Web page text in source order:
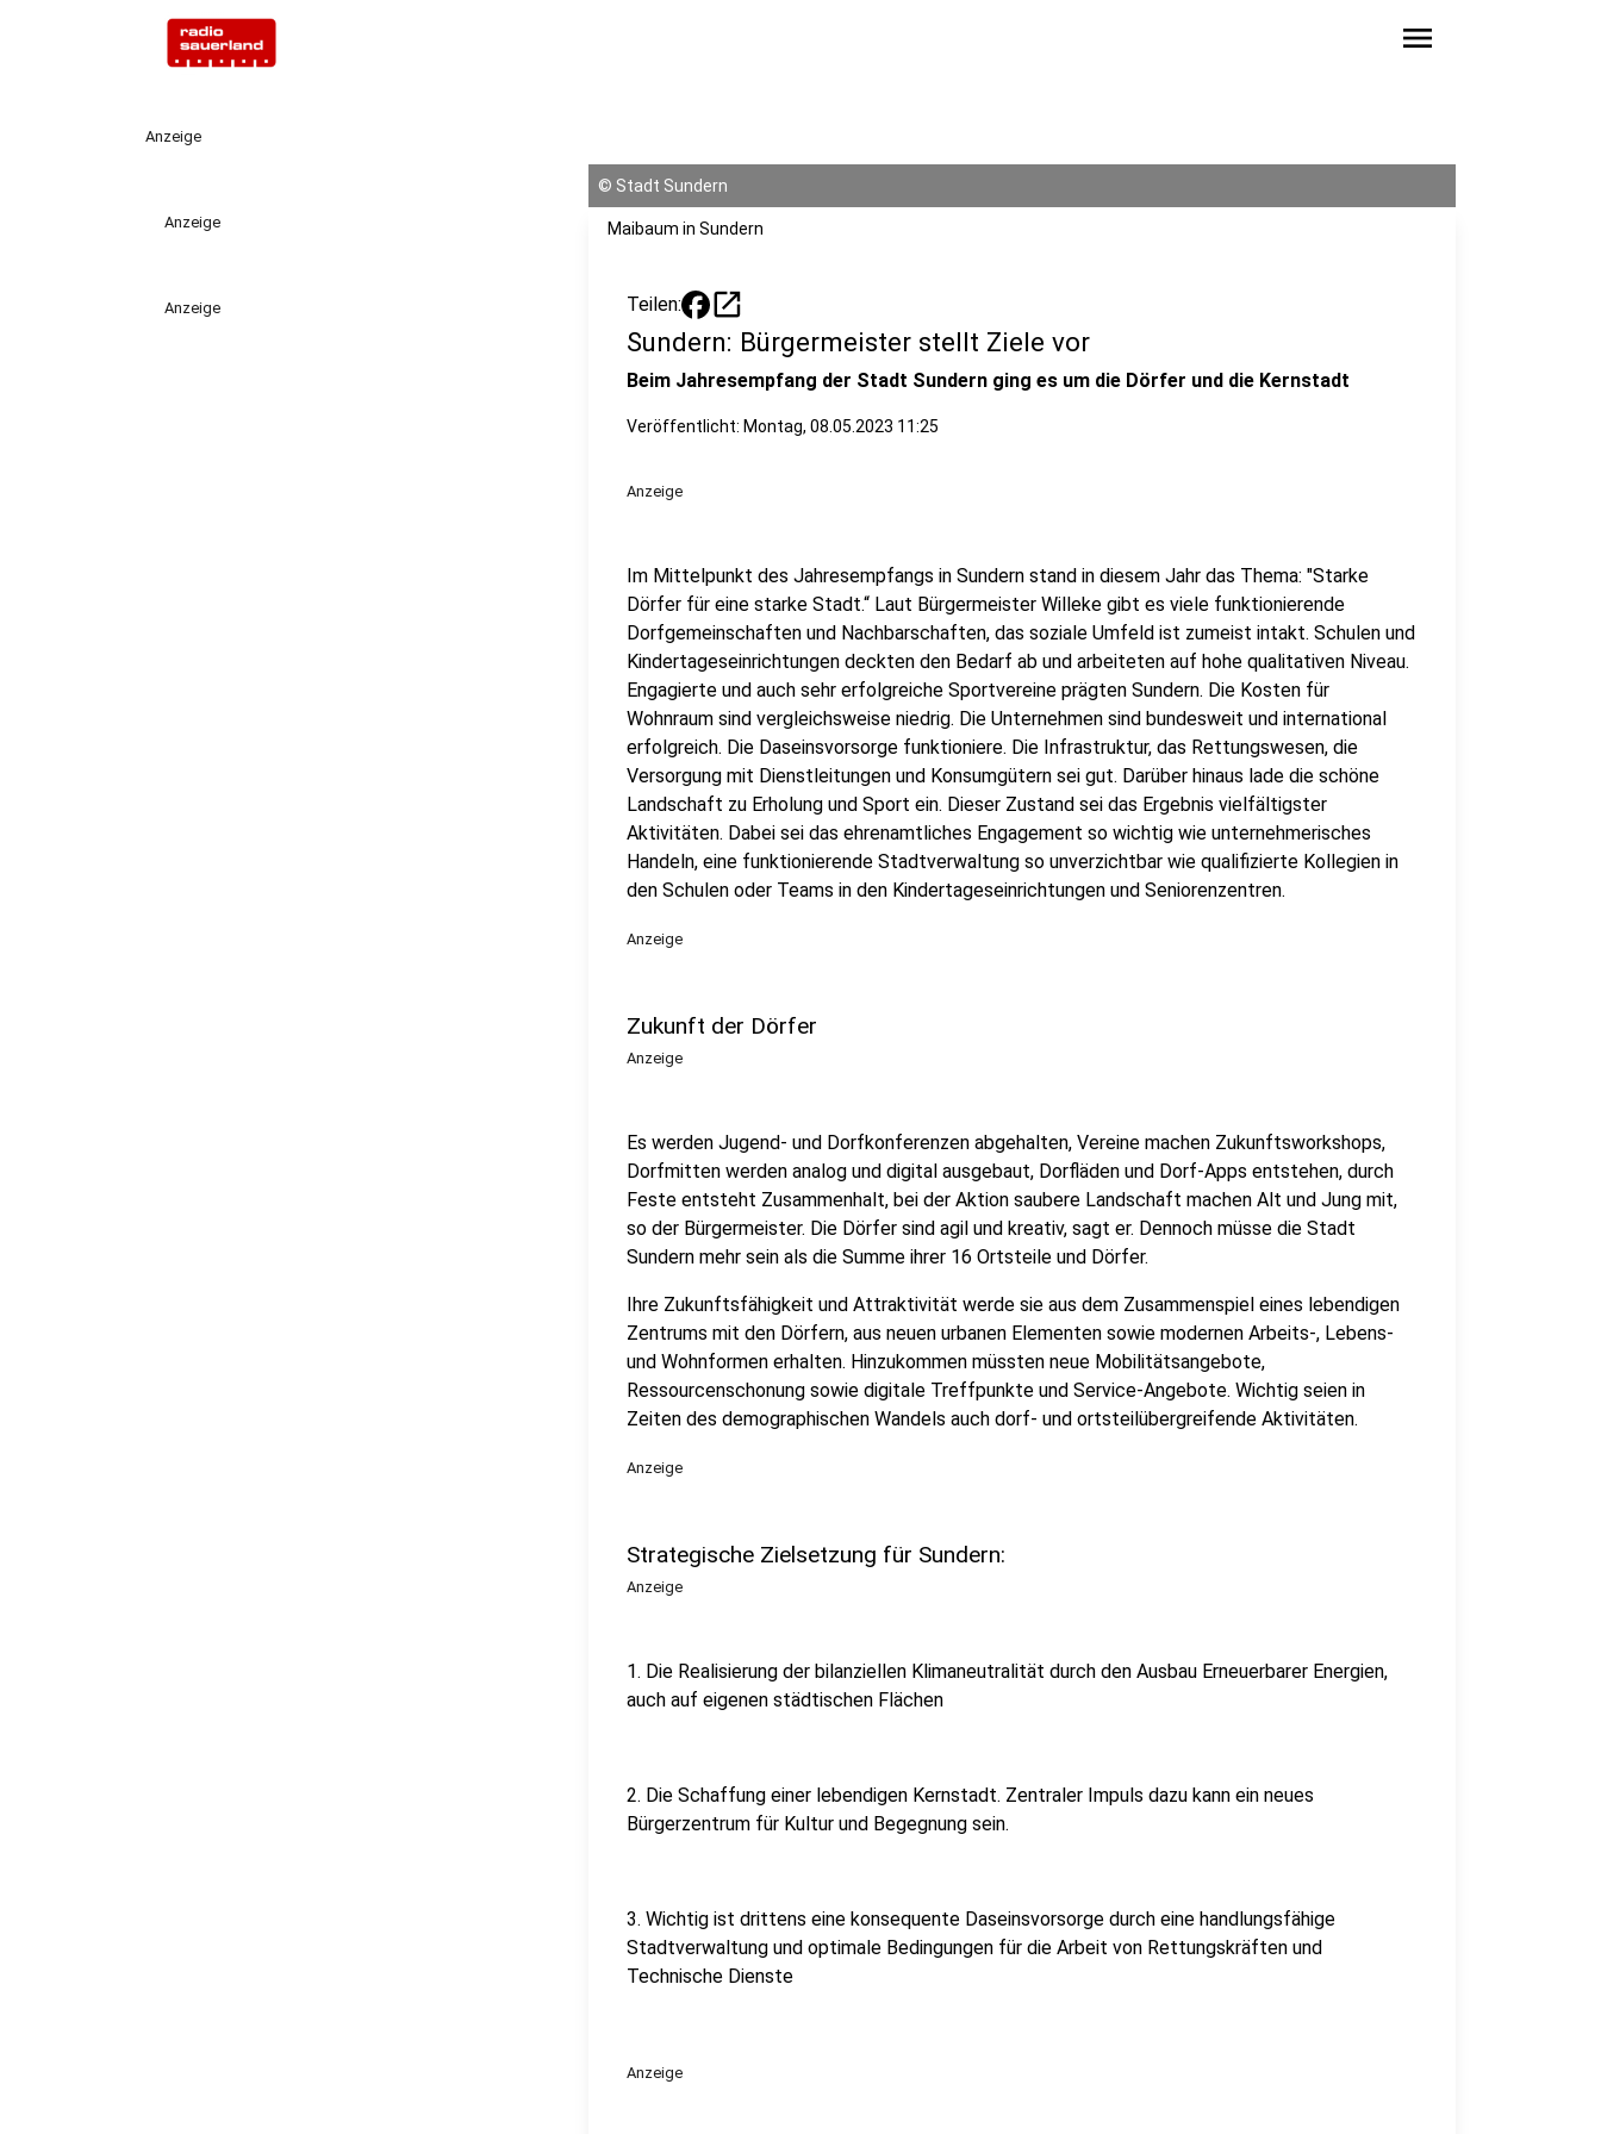
menu
Anzeige
Anzeige
Anzeige
© Stadt Sundern
Maibaum in Sundern
Teilen: open_in_new
Sundern: Bürgermeister stellt Ziele vor
Beim Jahresempfang der Stadt Sundern ging es um die Dörfer und die Kernstadt
Veröffentlicht: Montag, 08.05.2023 11:25
Anzeige
Im Mittelpunkt des Jahresempfangs in Sundern stand in diesem Jahr das Thema: "Starke
Dörfer für eine starke Stadt.“ Laut Bürgermeister Willeke gibt es viele funktionierende
Dorfgemeinschaften und Nachbarschaften, das soziale Umfeld ist zumeist intakt. Schulen und
Kindertageseinrichtungen deckten den Bedarf ab und arbeiteten auf hohe qualitativen Niveau.
Engagierte und auch sehr erfolgreiche Sportvereine prägten Sundern. Die Kosten für
Wohnraum sind vergleichsweise niedrig. Die Unternehmen sind bundesweit und international
erfolgreich. Die Daseinsvorsorge funktioniere. Die Infrastruktur, das Rettungswesen, die
Versorgung mit Dienstleitungen und Konsumgütern sei gut. Darüber hinaus lade die schöne
Landschaft zu Erholung und Sport ein. Dieser Zustand sei das Ergebnis vielfältigster
Aktivitäten. Dabei sei das ehrenamtliches Engagement so wichtig wie unternehmerisches
Handeln, eine funktionierende Stadtverwaltung so unverzichtbar wie qualifizierte Kollegien in
den Schulen oder Teams in den Kindertageseinrichtungen und Seniorenzentren.
Anzeige
Zukunft der Dörfer
Anzeige
Es werden Jugend- und Dorfkonferenzen abgehalten, Vereine machen Zukunftsworkshops,
Dorfmitten werden analog und digital ausgebaut, Dorfläden und Dorf-Apps entstehen, durch
Feste entsteht Zusammenhalt, bei der Aktion saubere Landschaft machen Alt und Jung mit,
so der Bürgermeister. Die Dörfer sind agil und kreativ, sagt er. Dennoch müsse die Stadt
Sundern mehr sein als die Summe ihrer 16 Ortsteile und Dörfer.
Ihre Zukunftsfähigkeit und Attraktivität werde sie aus dem Zusammenspiel eines lebendigen
Zentrums mit den Dörfern, aus neuen urbanen Elementen sowie modernen Arbeits-, Lebens-
und Wohnformen erhalten. Hinzukommen müssten neue Mobilitätsangebote,
Ressourcenschonung sowie digitale Treffpunkte und Service-Angebote. Wichtig seien in
Zeiten des demographischen Wandels auch dorf- und ortsteilübergreifende Aktivitäten.
Anzeige
Strategische Zielsetzung für Sundern:
Anzeige
1. Die Realisierung der bilanziellen Klimaneutralität durch den Ausbau Erneuerbarer Energien,
auch auf eigenen städtischen Flächen
2. Die Schaffung einer lebendigen Kernstadt. Zentraler Impuls dazu kann ein neues
Bürgerzentrum für Kultur und Begegnung sein.
3. Wichtig ist drittens eine konsequente Daseinsvorsorge durch eine handlungsfähige
Stadtverwaltung und optimale Bedingungen für die Arbeit von Rettungskräften und
Technische Dienste
Anzeige